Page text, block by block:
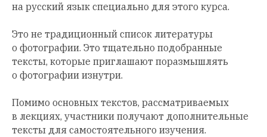
на русский язык специально для этого курса.
Это не традиционный список литературы
о фотографии. Это тщательно подобранные
тексты, которые приглашают поразмышлять
о фотографии изнутри.
Помимо основных текстов, рассматриваемых
в лекциях, участники получают дополнительные
тексты для самостоятельного изучения.